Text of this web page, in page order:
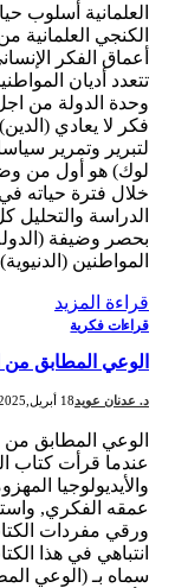
العلمانية أسلوب
الكنجي العلمانية
أعماق الفكر
تتعدد أديان
وحدة الدولة من اجل
فكر لا يعادي
لتبرير وتمرير
لوك) هو أول من
خلال فترة حياته
الدراسة والتحليل
بحصر وضيفة
المواطنين
قراءة المزيد
قراءات فكرية
الوعي المطابق من
د. عدنان عويد18 أبريل,2025
الوعي المطابق من
عندما قرأت كتاب
والأيديولوجيا
عمقه الفكري,
ورقي مفردات
انتباهي في هذا
سماه بـ (الوعي